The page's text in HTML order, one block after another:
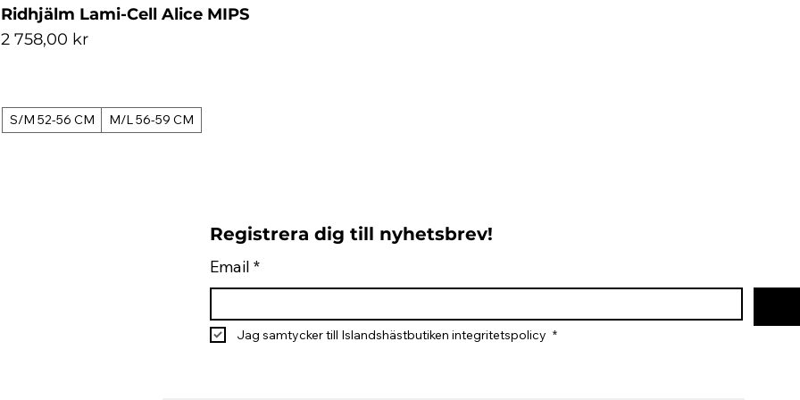
Ridhjälm Lami-Cell Alice MIPS
Pris
2 758,00 kr
S/M 52-56 CM M/L 56-59 CM
Registrera dig till nyhetsbrev!
Email *
Jag samtycker till Islandshästbutiken integritetspolicy *